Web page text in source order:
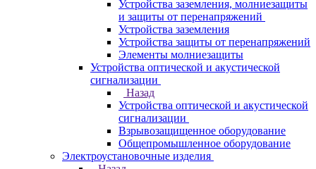
Устройства заземления, молниезащиты
и защиты от перенапряжений
Устройства заземления
Устройства защиты от перенапряжений
Элементы молниезащиты
Устройства оптической и акустической
сигнализации
Назад
Устройства оптической и акустической
сигнализации
Взрывозащищенное оборудование
Общепромышленное оборудование
Электроустановочные изделия